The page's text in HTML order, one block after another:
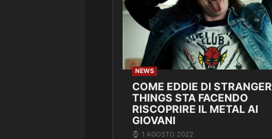
NEWS
COME EDDIE DI STRANGER
THINGS STA FACENDO
RISCOPRIRE IL METAL AI
GIOVANI
1 AGOSTO 2022